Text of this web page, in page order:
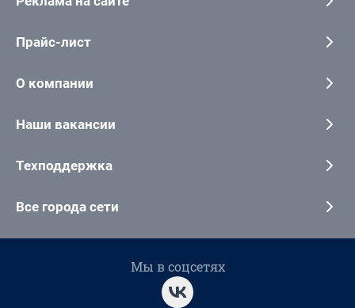
Прайс-лист
О компании
Наши вакансии
Техподдержка
Все города сети
Мы в соцсетях